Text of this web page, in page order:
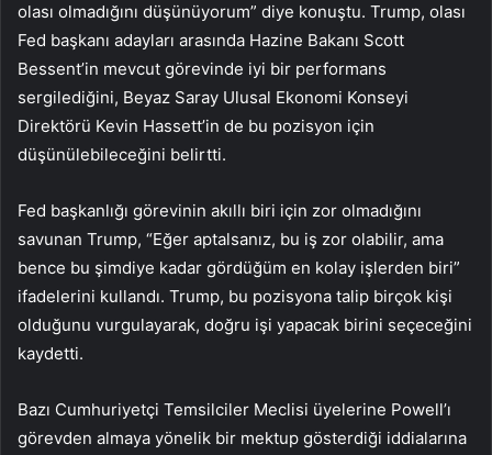
olası olmadığını düşünüyorum” diye konuştu. Trump, olası
Fed başkanı adayları arasında Hazine Bakanı Scott
Bessent’in mevcut görevinde iyi bir performans
sergilediğini, Beyaz Saray Ulusal Ekonomi Konseyi
Direktörü Kevin Hassett’in de bu pozisyon için
düşünülebileceğini belirtti.
Fed başkanlığı görevinin akıllı biri için zor olmadığını
savunan Trump, “Eğer aptalsanız, bu iş zor olabilir, ama
bence bu şimdiye kadar gördüğüm en kolay işlerden biri”
ifadelerini kullandı. Trump, bu pozisyona talip birçok kişi
olduğunu vurgulayarak, doğru işi yapacak birini seçeceğini
kaydetti.
Bazı Cumhuriyetçi Temsilciler Meclisi üyelerine Powell’ı
görevden almaya yönelik bir mektup gösterdiği iddialarına